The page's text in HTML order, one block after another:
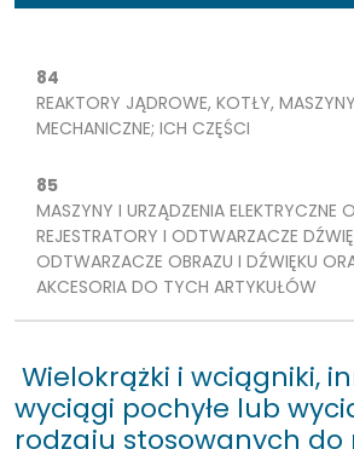
84
REAKTORY JĄDROWE, KOTŁY,
MECHANICZNE; ICH CZĘŚCI
85
MASZYNY I URZĄDZENIA ELEKTRYCZNE
REJESTRATORY I ODTWARZACZE
ODTWARZACZE OBRAZU I DŹWIĘKU
AKCESORIA DO TYCH ARTYKUŁÓW
Wielokrążki i wciągniki,
wyciągi pochyłe lub
rodzaju stosowanych do